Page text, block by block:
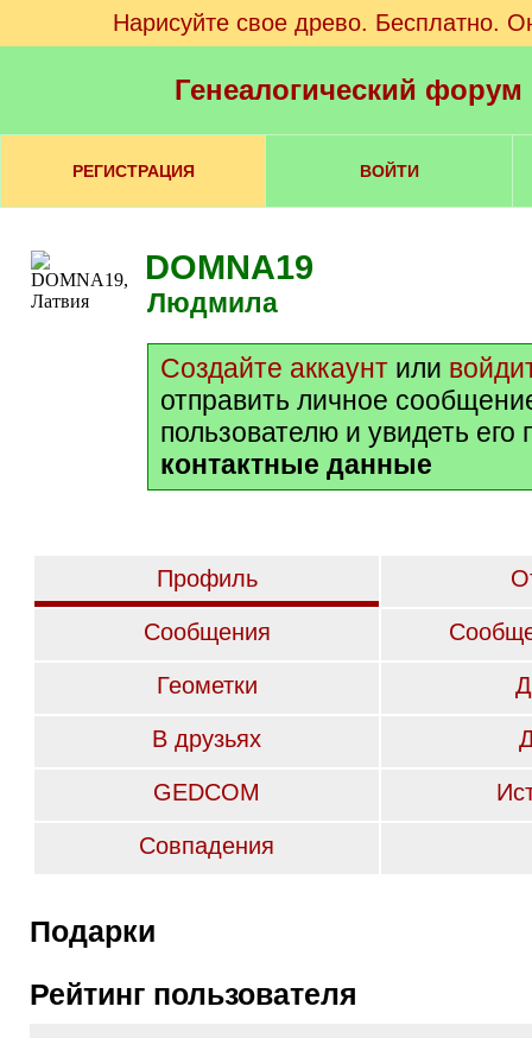
Нарисуйте свое древо. Бесплатно.
Генеалогический
РЕГИСТРАЦИЯ ВОЙТИ
DOMNA19
Людмила
Создайте аккаунт или
отправить личное
пользователю и увидеть его
контактные данные
Профиль
Сообщения
Геометки
В друзьях
GEDCOM
Совпадения
Подарки
Рейтинг пользователя